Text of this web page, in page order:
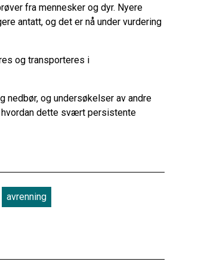
fra mennesker og dyr. Nyere
antatt, og det er nå under vurdering
og transporteres i
nedbør, og undersøkelser av andre
dette svært persistente
avrenning